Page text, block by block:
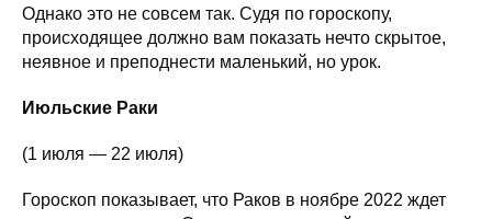
Однако это не совсем так. Судя по гороскопу,
происходящее должно вам показать нечто скрытое,
неявное и преподнести маленький, но урок.
Июльские Раки
(1 июля — 22 июля)
Гороскоп показывает, что Раков в ноябре 2022 ждет